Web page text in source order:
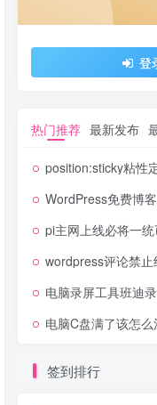
登
热门推荐 最新发布
position:sticky粘性
WordPress免费博
pi主网上线必将一统币圈：pi核心
wordpress评论禁
电脑录屏工具班迪
电脑C盘满了该怎么清
签到排行